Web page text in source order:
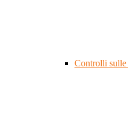
Controlli sulle